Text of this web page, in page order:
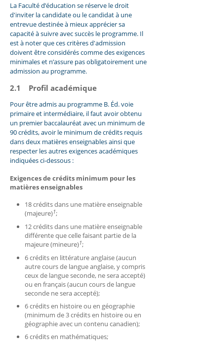
La Faculté d’éducation se réserve le droit
d'inviter la candidate ou le candidat à une
entrevue destinée à mieux apprécier sa
capacité à suivre avec succès le programme. Il
est à noter que ces critères d'admission
doivent être considérés comme des exigences
minimales et n’assure pas obligatoirement une
admission au programme.
2.1 Profil académique
Pour être admis au programme B. Éd.voie
primaire et intermédiaire, il faut avoir obtenu
un premier baccalauréat avec un minimum de
90 crédits, avoir le minimum de crédits requis
dans deux matières enseignables ainsi que
respecter les autres exigences académiques
indiquées ci-dessous :
Exigences de crédits minimum pour les
matières enseignables
18 crédits dans une matière enseignable
(majeure)1;
12 crédits dans une matière enseignable
différente que celle faisant partie de la
majeure (mineure)1;
6 crédits en littérature anglaise (aucun
autre cours de langue anglaise, y compris
ceux de langue seconde, ne sera accepté)
ou en français (aucun cours de langue
seconde ne sera accepté);
6 crédits en histoire ou en géographie
(minimum de 3 crédits en histoire ou en
géographie avec un contenu canadien);
6 crédits en mathématiques;